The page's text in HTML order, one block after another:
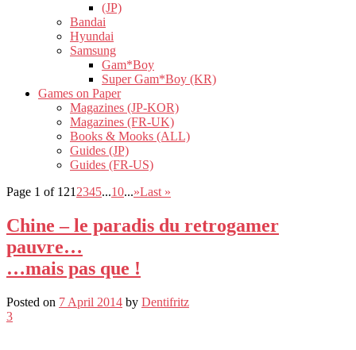
(JP)
Bandai
Hyundai
Samsung
Gam*Boy
Super Gam*Boy (KR)
Games on Paper
Magazines (JP-KOR)
Magazines (FR-UK)
Books & Mooks (ALL)
Guides (JP)
Guides (FR-US)
Page 1 of 121 2345...10...»Last »
Chine – le paradis du retrogamer
pauvre…
…mais pas que !
Posted on 7 April 2014 by Dentifritz
3